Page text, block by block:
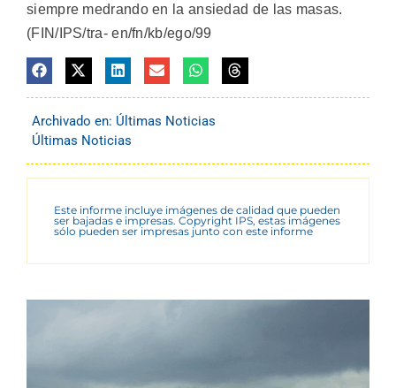
siempre medrando en la ansiedad de las masas.
(FIN/IPS/tra- en/fn/kb/ego/99
Archivado en: Últimas Noticias
Últimas Noticias
Este informe incluye imágenes de calidad que pueden
ser bajadas e impresas. Copyright IPS, estas imágenes
sólo pueden ser impresas junto con este informe